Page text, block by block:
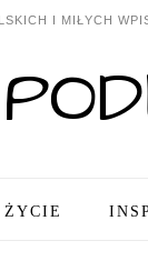
I MIŁYCH